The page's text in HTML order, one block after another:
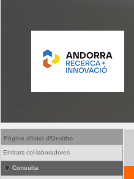
Pàgina d'inici d'Ornitho
Entitats col·laboradores
Consulta